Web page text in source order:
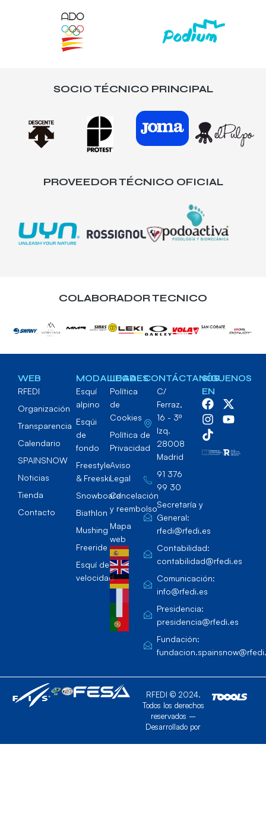
SOCIO TÉCNICO PRINCIPAL
PROVEEDOR TÉCNICO OFICIAL
COLABORADOR TECNICO
WEB
RFEDI
Organización
Transparencia
Calendario
SPAINSNOW
Noticias
Tienda
Contacto
MODALIDADES
Esquí
alpino
Esqúi
de
fondo
Freestyle
& Freeski
Snowboard
Biathlon
Mushing
Freeride
Esquí de
velocidad
LEGAL
Política
de
Cookies
Política de
Privacidad
Aviso
Legal
Cancelación
y reembolso
Mapa
web
CONTÁCTANOS
C/
Ferraz,
16 - 3º
Izq.
28008
Madrid
91 376
99 30
Secretaría y
General:
rfedi@rfedi.es
Contabilidad:
contabilidad@rfedi.es
Comunicación:
info@rfedi.es
Presidencia:
presidencia@rfedi.es
Fundación:
SÍGUENOS
EN
RFEDI © 2024.
Todos los derechos
reservados –
Desarrollado por